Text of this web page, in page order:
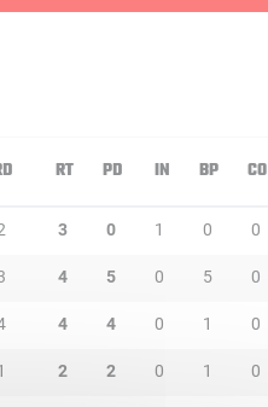
RT PD IN BP CO
3 0 1 0 0
4 5 0 5 0
4 4 0 1 0
2 2 0 1 0